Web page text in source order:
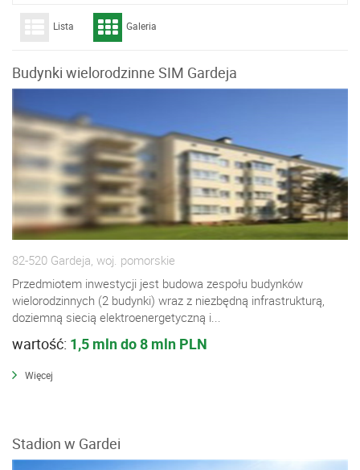
Lista Galeria
Budynki wielorodzinne SIM Gardeja
82-520 Gardeja, woj. pomorskie
Przedmiotem inwestycji jest budowa zespołu budynków
wielorodzinnych (2 budynki) wraz z niezbędną infrastrukturą,
doziemną siecią elektroenergetyczną i...
wartość: 1,5 mln do 8 mln PLN
Więcej
Stadion w Gardei